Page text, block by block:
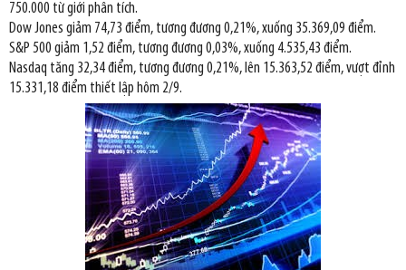
750.000 từ giới phân tích.
Dow Jones giảm 74,73 điểm, tương đương 0,21%, xuống 35.369,09 điểm.
S&P 500 giảm 1,52 điểm, tương đương 0,03%, xuống 4.535,43 điểm.
Nasdaq tăng 32,34 điểm, tương đương 0,21%, lên 15.363,52 điểm, vượt đỉnh
15.331,18 điểm thiết lập hôm 2/9.